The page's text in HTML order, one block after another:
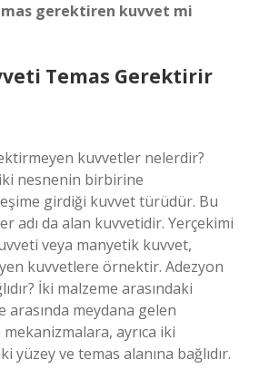
gerektiren kuvvet mi
Temas Gerektirir
kuvvetler nelerdir?
nesnenin birbirine
girdiği kuvvet türüdür. Bu
adı da alan kuvvetidir. Yerçekimi
veya manyetik kuvvet,
kuvvetlere örnektir. Adezyon
İki malzeme arasındaki
arasında meydana gelen
ayrıca iki
yüzey ve temas alanına bağlıdır.